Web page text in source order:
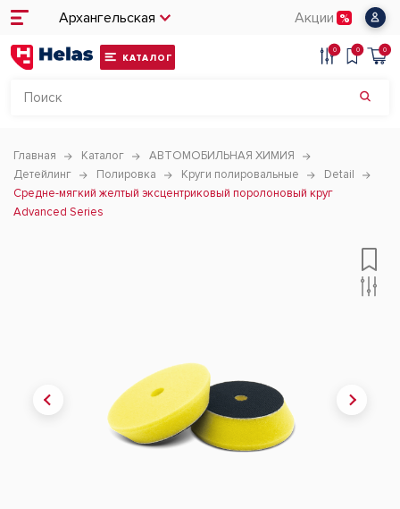
Архангельская Акции
КАТАЛОГ
0 0 0
Главная Каталог
АВТОМОБИЛЬНАЯ ХИМИЯ
Детейлинг
Полировка Круги полировальные
Detail
Средне-мягкий желтый эксцентриковый поролоновый круг
Advanced Series